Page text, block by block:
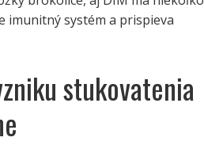
imunitný systém a prispieva
stukovatenia